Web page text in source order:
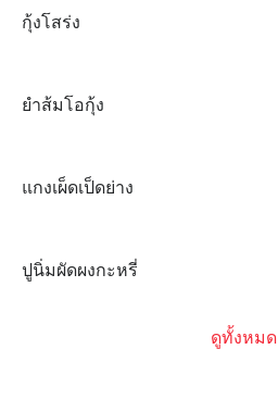
กุ้งโสร่ง
ยำส้มโอกุ้ง
แกงเผ็ดเป็ดย่าง
ปูนิ่มผัดผงกะหรี่
ดูทั้งหมด